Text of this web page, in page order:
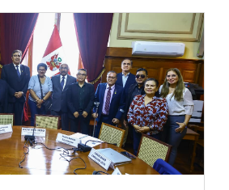
entre nuestros dos pueblos,
muy antigua y fraterna”, señaló.
Perú y México comparten una
y cooperación, por lo que
continuar fortaleciendo los
entendimiento entre ambos países.
mexicano Alejandro Moreno